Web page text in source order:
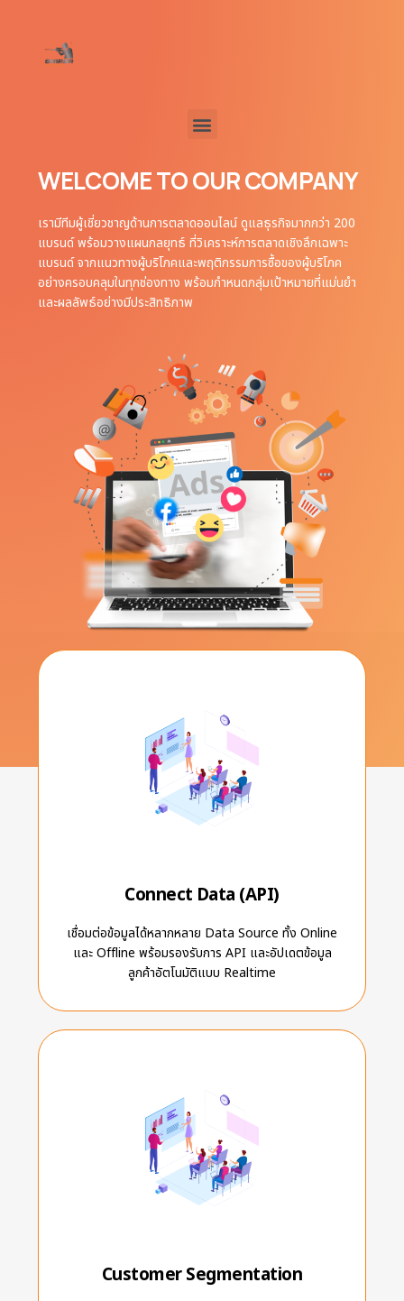
WELCOME TO OUR COMPANY
เรามีทีมผู้เชี่ยวชาญด้านการตลาดออนไลน์ ดูแลธุรกิจมากกว่า 200
แบรนด์ พร้อมวางแผนกลยุทธ์ ที่วิเคราะห์การตลาดเชิงลึกเฉพาะ
แบรนด์ จากแนวทางผู้บริโภคและพฤติกรรมการซื้อของผู้บริโภค
อย่างครอบคลุมในทุกช่องทาง พร้อมกำหนดกลุ่มเป้าหมายที่แม่นยำ
และผลลัพธ์อย่างมีประสิทธิภาพ
Connect Data (API)
เชื่อมต่อข้อมูลได้หลากหลาย Data Source ทั้ง Online
และ Offline พร้อมรองรับการ API และอัปเดตข้อมูล
ลูกค้าอัตโนมัติแบบ Realtime
Customer Segmentation